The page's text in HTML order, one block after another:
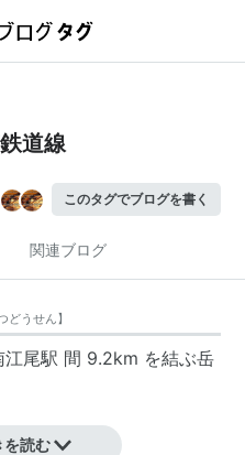
道線
このタグでブログを書く
関連ブログ
どうせん】
江尾駅 間 9.2km を結ぶ岳
を読む